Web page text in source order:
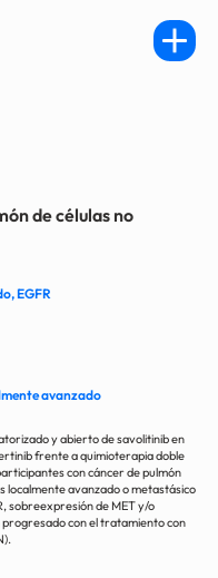
de células no
EGFR
avanzado
y abierto de savolitinib en
frente a quimioterapia doble
con cáncer de pulmón
localmente avanzado o metastásico
sobreexpresión de MET y/o
progresado con el tratamiento con